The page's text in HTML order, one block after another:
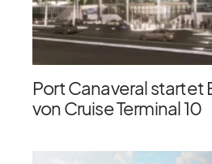
Port Canaveral startet
von Cruise Terminal 10